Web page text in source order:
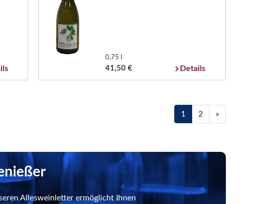
0,75 l
41,50 € Details
1 2 »
Allesweinletter ermöglicht Ihnen